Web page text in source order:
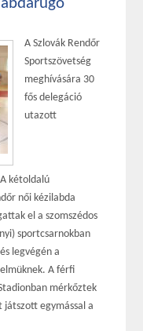
A Szlovák Rendőr
Sportszövetség
meghívására 30
fős delegáció
utazott
kétoldalú
női kézilabda
el a szomszédos
sportcsarnokban
legvégén a
A férfi
mérkőztek
játszott egymással a